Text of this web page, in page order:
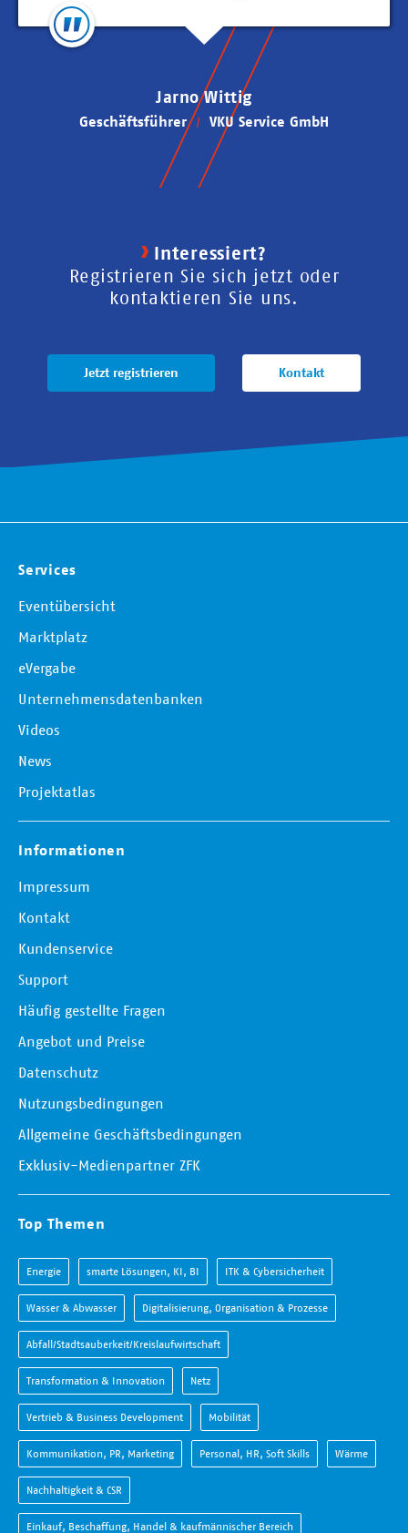
Jarno Wittig
Geschäftsführer VKU Service GmbH
Interessiert?
Registrieren Sie sich jetzt oder
kontaktieren Sie uns.
Jetzt registrieren Kontakt
Services
Eventübersicht
Marktplatz
eVergabe
Unternehmensdatenbanken
Videos
News
Projektatlas
Informationen
Impressum
Kontakt
Kundenservice
Support
Häufig gestellte Fragen
Angebot und Preise
Datenschutz
Nutzungsbedingungen
Allgemeine Geschäftsbedingungen
Exklusiv-Medienpartner ZFK
Top Themen
Energie smarte Lösungen, KI, BI ITK & Cybersicherheit
Wasser & Abwasser Digitalisierung, Organisation & Prozesse
Abfall/Stadtsauberkeit/Kreislaufwirtschaft
Transformation & Innovation Netz
Vertrieb & Business Development Mobilität
Kommunikation, PR, Marketing Personal, HR, Soft Skills Wärme
Nachhaltigkeit & CSR
Einkauf, Beschaffung, Handel & kaufmännischer Bereich